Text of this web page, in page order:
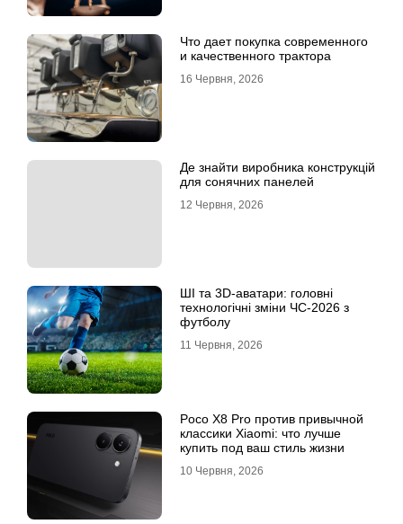
Что дает покупка современного
и качественного трактора
16 Червня, 2026
Де знайти виробника конструкцій
для сонячних панелей
12 Червня, 2026
ШІ та 3D-аватари: головні
технологічні зміни ЧС-2026 з
футболу
11 Червня, 2026
Poco X8 Pro против привычной
классики Xiaomi: что лучше
купить под ваш стиль жизни
10 Червня, 2026